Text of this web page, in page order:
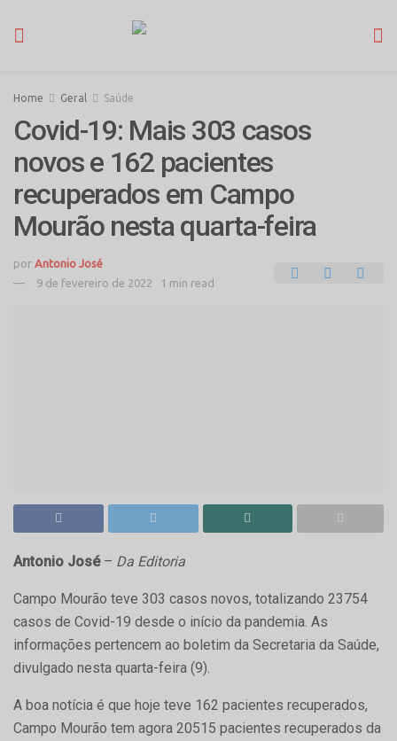
Home Geral Saúde
Covid-19: Mais 303 casos
novos e 162 pacientes
recuperados em Campo
Mourão nesta quarta-feira
por Antonio José
9 de fevereiro de 2022
1 min read
Antonio José– Da Editoria
Campo Mourão teve 303 casos novos, totalizando 23754
casos de Covid-19 desde o início da pandemia. As
informações pertencem ao boletim da Secretaria da Saúde,
divulgado nesta quarta-feira (9).
A boa notícia é que hoje teve 162 pacientes recuperados,
Campo Mourão tem agora 20515 pacientes recuperados da